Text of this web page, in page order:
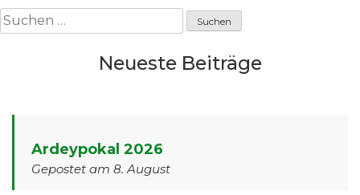
Suchen
nach:
Neueste Beiträge
Ardeypokal 2026
Gepostet am 8. August